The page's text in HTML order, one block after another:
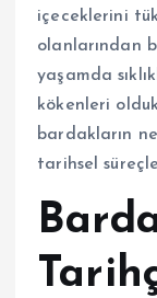
içeceklerini
olanlarından
yaşamda
kökenleri
bardakların
tarihsel